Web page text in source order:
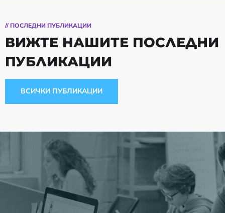
// ПОСЛЕДНИ ПУБЛИКАЦИИ
ВИЖТЕ НАШИТЕ ПОСЛЕДНИ
ПУБЛИКАЦИИ
ВСИЧКИ ПУБЛИКАЦИИ